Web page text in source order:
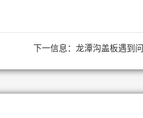
下一信息： 龙潭沟盖板遇到